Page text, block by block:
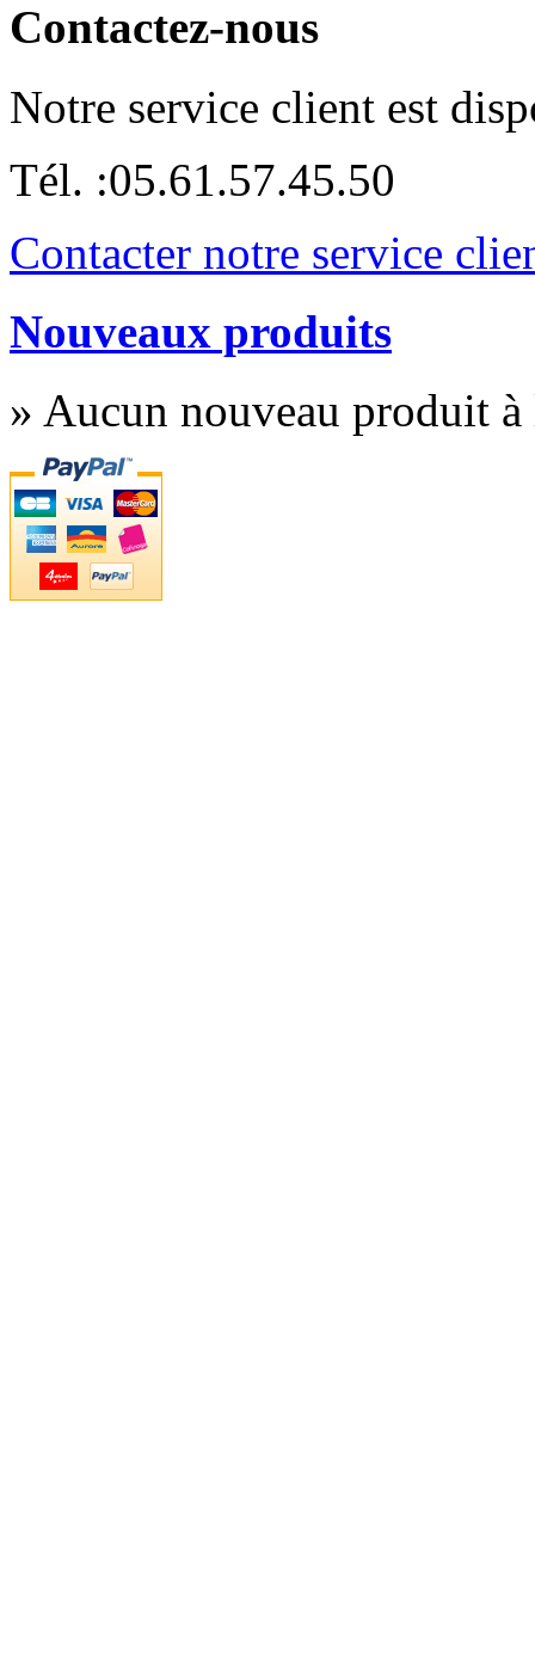
Contactez-nous
Notre service client est
Tél. :05.61.57.45.50
Contacter notre service
Nouveaux produits
» Aucun nouveau produit